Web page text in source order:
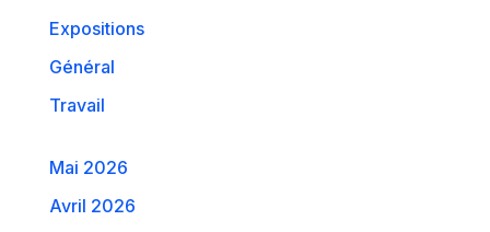
Expositions
Général
Travail
Mai 2026
Avril 2026